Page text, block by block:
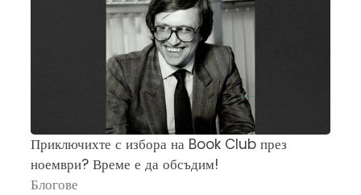
Приключихте с избора на Book Club през
ноември? Време е да обсъдим!
Блогове